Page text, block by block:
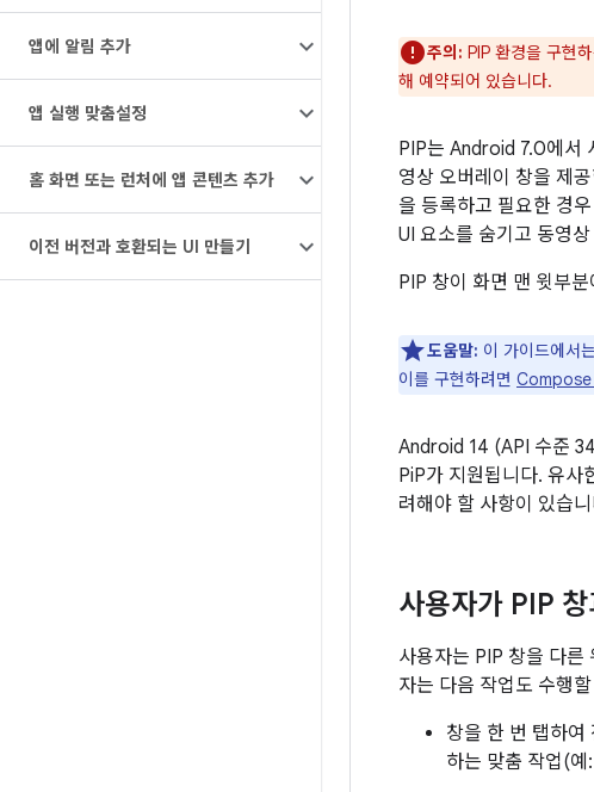
앱에 알림 추가
앱 실행 맞춤설정
홈 화면 또는 런처에 앱 콘텐츠 추가
이전 버전과 호환되는 UI 만들기
주의: PIP 환경을 구현
해 예약되어 있습니다.
PIP는 Android 7.0에서
영상 오버레이 창을 제
을 등록하고 필요한 경
UI 요소를 숨기고 동영
PIP 창이 화면 맨 윗부
도움말: 이 가이드에서
이를 구현하려면 Compose
Android 14 (API 수준
PiP가 지원됩니다. 유사
려해야 할 사항이 있습
사용자가 PIP
사용자는 PIP 창을 다
자는 다음 작업도 수행
창을 한 번 탭하여
하는 맞춤 작업(